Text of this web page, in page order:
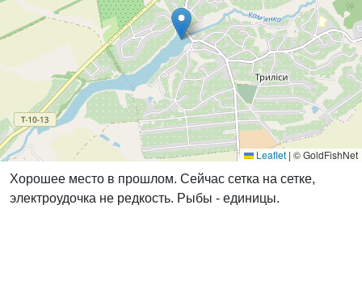
Leaflet | © GoldFishNet
Хорошее место в прошлом. Сейчас сетка на сетке,
электроудочка не редкость. Рыбы - единицы.